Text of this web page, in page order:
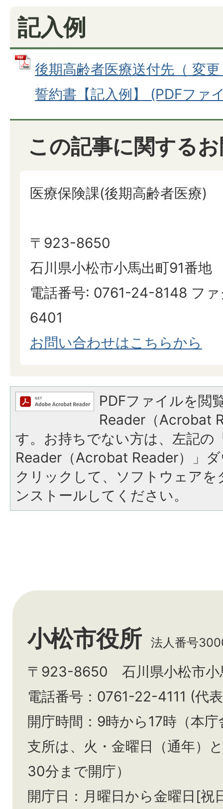
記入例
後期高齢者医療送付先（ 変
誓約書【記入例】 (PDFファ
この記事に関する
医療保険課(後期高齢者医療)
〒923-8650
石川県小松市小馬出町91番地
電話番号: 0761-24-8148 フ
6401
お問い合わせはこちらから
PDFファイルを閲
Reader（Acrobat
す。お持ちでない方は、左記の
Reader（Acrobat Reader）」
クリックして、ソフトウェア
ンストールしてください。
小松市役所 法人番号
〒923-8650 石川県小松市小
電話番号：0761-22-4111 (代
開庁時間：9時から17時（本
支所は、火・金曜日（通年）と
30分まで開庁）
開庁日：月曜日から金曜日[祝